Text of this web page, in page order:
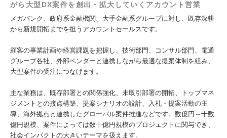
がら大型DX案件を創出・拡大していくアカウント営業
メガバンク、政府系金融機関、大手金融系グループに対し、既存深耕
から新規開拓までを担うアカウントセールスです。
顧客の事業計画や経営課題を把握し、技術部門、コンサル部門、電通
グループ各社、外部ベンダーと連携しながら最適な提案体制を組み、
大型案件の受注につなげます。
主な業務は、既存部署との関係強化、未取引部署の開拓、トップマネ
ジメントとの接点構築、提案シナリオの設計、入札・提案活動の主
導、海外拠点と連携したグローバル案件推進などです。数億円～十数
億円規模、案件によっては数十億円規模のプロジェクトに関与でき、
社会インパクトの大きいテーマを扱えます。